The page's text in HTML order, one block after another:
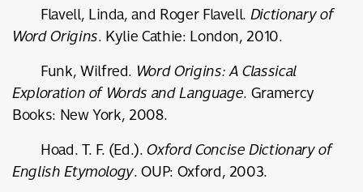
Flavell, Linda, and Roger Flavell.Dictionary of
Word Origins. Kylie Cathie: London, 2010.
Funk, Wilfred. Word Origins: A Classical
Exploration of Words and Language. Gramercy
Books: New York, 2008.
Hoad. T. F. (Ed.).Oxford Concise Dictionary of
English Etymology. OUP: Oxford, 2003.